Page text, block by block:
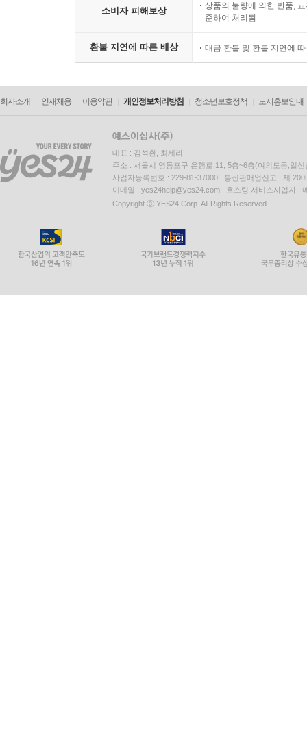
소비자 피해보상
상품의 불량에 의한 반품,
준하여 처리됨
환불 지연에 따른 배상 대금 환불 및 환불 지연에
회사소개 인재채용 이용약관 개인정보처리방침 청소년보호정책 도서홍보안내
대표 : 김석환, 최세라
주소 : 서울시 영등포구 은행로 11, 5층~6층(여의도동,일신
사업자등록번호 : 229-81-37000 통신판매업신고 : 제
이메일 : yes24help@yes24.com 호스팅 서비스사업자 :
Copyright ⓒ YES24 Corp. All Rights Reserved.